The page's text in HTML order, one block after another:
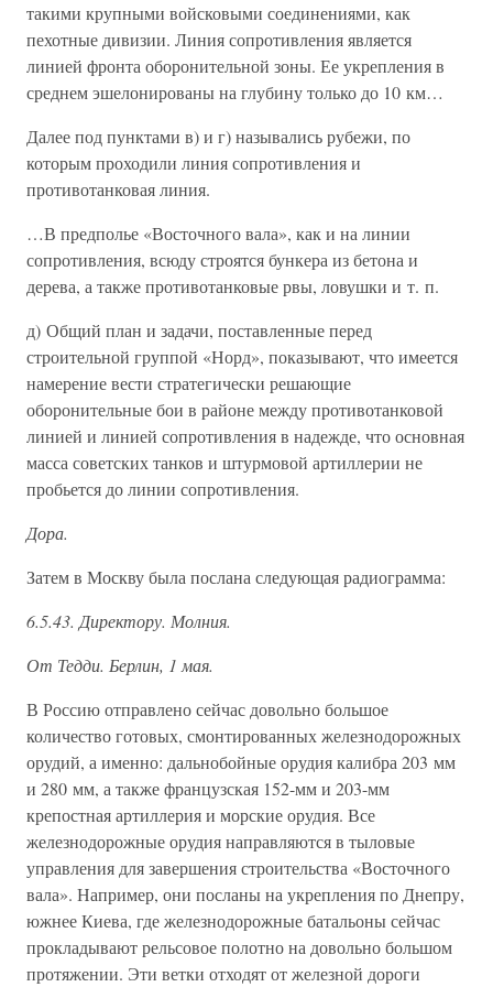
такими крупными войсковыми соединениями, как
пехотные дивизии. Линия сопротивления является
линией фронта оборонительной зоны. Ее укрепления в
среднем эшелонированы на глубину только до 10 км…
Далее под пунктами в) и г) назывались рубежи, по
которым проходили линия сопротивления и
противотанковая линия.
…В предполье «Восточного вала», как и на линии
сопротивления, всюду строятся бункера из бетона и
дерева, а также противотанковые рвы, ловушки и т. п.
д) Общий план и задачи, поставленные перед
строительной группой «Норд», показывают, что имеется
намерение вести стратегически решающие
оборонительные бои в районе между противотанковой
линией и линией сопротивления в надежде, что основная
масса советских танков и штурмовой артиллерии не
пробьется до линии сопротивления.
Дора.
Затем в Москву была послана следующая радиограмма:
6.5.43. Директору. Молния.
От Тедди. Берлин, 1 мая.
В Россию отправлено сейчас довольно большое
количество готовых, смонтированных железнодорожных
орудий, а именно: дальнобойные орудия калибра 203 мм
и 280 мм, а также французская 152-мм и 203-мм
крепостная артиллерия и морские орудия. Все
железнодорожные орудия направляются в тыловые
управления для завершения строительства «Восточного
вала». Например, они посланы на укрепления по Днепру,
южнее Киева, где железнодорожные батальоны сейчас
прокладывают рельсовое полотно на довольно большом
протяжении. Эти ветки отходят от железной дороги